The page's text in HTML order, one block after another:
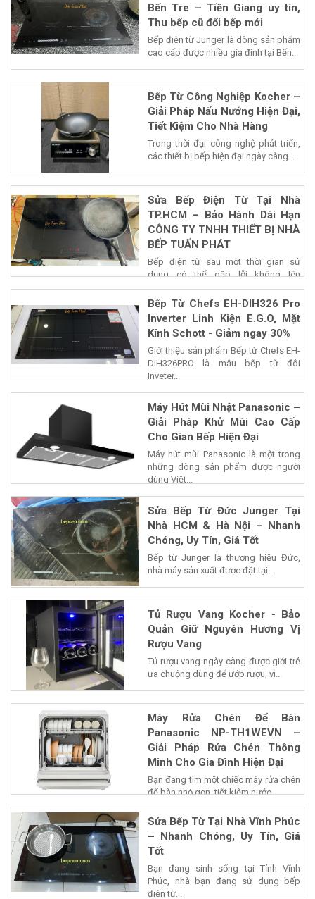
Bến Tre – Tiền Giang uy tín,
Thu bếp cũ đổi bếp mới
Bếp điện từ Junger là dòng sản phẩm
cao cấp được nhiều gia đình tại Bến...
Bếp Từ Công Nghiệp Kocher –
Giải Pháp Nấu Nướng Hiện Đại,
Tiết Kiệm Cho Nhà Hàng
Trong thời đại công nghệ phát triển,
các thiết bị bếp hiện đại ngày càng...
Sửa Bếp Điện Từ Tại Nhà
TP.HCM – Bảo Hành Dài Hạn
CÔNG TY TNHH THIẾT BỊ NHÀ
BẾP TUẤN PHÁT
Bếp điện từ sau một thời gian sử
dụng có thể gặp lỗi không lên
nguồn,...
Bếp Từ Chefs EH-DIH326 Pro
Inverter Linh Kiện E.G.O, Mặt
Kính Schott - Giảm ngay 30%
Giới thiệu sản phẩm Bếp từ Chefs EH-
DIH326PRO là mẫu bếp từ đôi
Inveter...
Máy Hút Mùi Nhật Panasonic –
Giải Pháp Khử Mùi Cao Cấp
Cho Gian Bếp Hiện Đại
Máy hút mùi Panasonic là một trong
những dòng sản phẩm được người
dùng Việt...
Sửa Bếp Từ Đức Junger Tại
Nhà HCM & Hà Nội – Nhanh
Chóng, Uy Tín, Giá Tốt
Bếp từ Junger là thương hiệu Đức,
nhà máy sản xuất được đặt tại...
Tủ Rượu Vang Kocher - Bảo
Quản Giữ Nguyên Hương Vị
Rượu Vang
Tủ rượu vang ngày càng được giới trẻ
ưa chuộng dùng để ướp rượu, vì...
Máy Rửa Chén Để Bàn
Panasonic NP-TH1WEVN –
Giải Pháp Rửa Chén Thông
Minh Cho Gia Đình Hiện Đại
Bạn đang tìm một chiếc máy rửa chén
để bàn nhỏ gọn, tiết kiệm nước...
Sửa Bếp Từ Tại Nhà Vĩnh Phúc
– Nhanh Chóng, Uy Tín, Giá
Tốt
Bạn đang sinh sống tại Tỉnh Vĩnh
Phúc, nhà bạn đang sử dụng bếp
điện từ...